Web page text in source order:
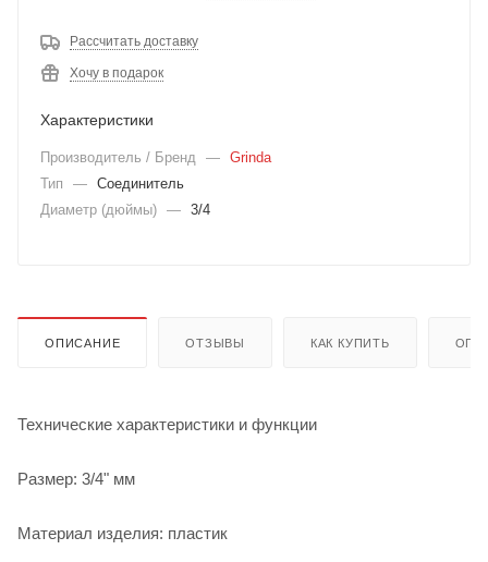
Рассчитать доставку
Хочу в подарок
Характеристики
Производитель / Бренд — Grinda
Тип
— Соединитель
Диаметр (дюймы) — 3/4
ОПИСАНИЕ ОТЗЫВЫ КАК КУПИТЬ
Технические характеристики и функции
Размер: 3/4" мм
Материал изделия: пластик